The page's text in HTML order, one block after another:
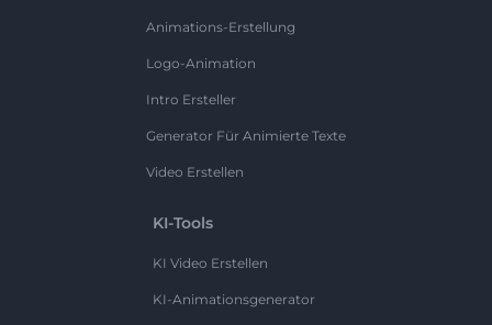
Animations-Erstellung
Logo-Animation
Intro Ersteller
Generator Für Animierte Texte
Video Erstellen
KI-Tools
KI Video Erstellen
KI-Animationsgenerator